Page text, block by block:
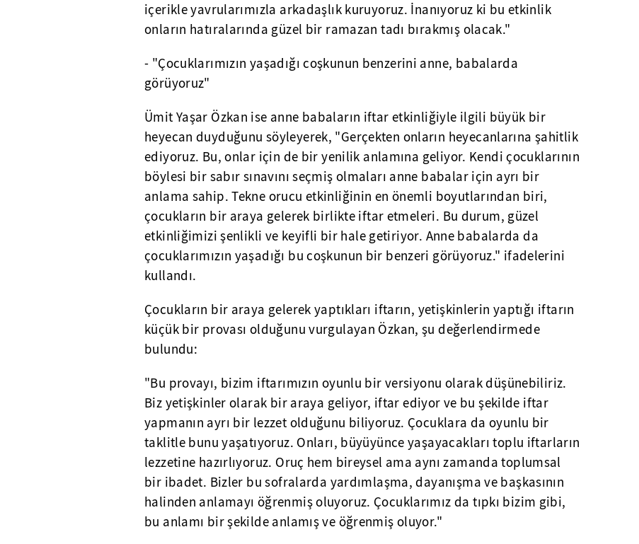
içerikle yavrularımızla arkadaşlık kuruyoruz. İnanıyoruz ki bu etkinlik
onların hatıralarında güzel bir ramazan tadı bırakmış olacak."
- "Çocuklarımızın yaşadığı coşkunun benzerini anne, babalarda
görüyoruz"
Ümit Yaşar Özkan ise anne babaların iftar etkinliğiyle ilgili büyük bir
heyecan duyduğunu söyleyerek, "Gerçekten onların heyecanlarına şahitlik
ediyoruz. Bu, onlar için de bir yenilik anlamına geliyor. Kendi çocuklarının
böylesi bir sabır sınavını seçmiş olmaları anne babalar için ayrı bir
anlama sahip. Tekne orucu etkinliğinin en önemli boyutlarından biri,
çocukların bir araya gelerek birlikte iftar etmeleri. Bu durum, güzel
etkinliğimizi şenlikli ve keyifli bir hale getiriyor. Anne babalarda da
çocuklarımızın yaşadığı bu coşkunun bir benzeri görüyoruz." ifadelerini
kullandı.
Çocukların bir araya gelerek yaptıkları iftarın, yetişkinlerin yaptığı iftarın
küçük bir provası olduğunu vurgulayan Özkan, şu değerlendirmede
bulundu:
"Bu provayı, bizim iftarımızın oyunlu bir versiyonu olarak düşünebiliriz.
Biz yetişkinler olarak bir araya geliyor, iftar ediyor ve bu şekilde iftar
yapmanın ayrı bir lezzet olduğunu biliyoruz. Çocuklara da oyunlu bir
taklitle bunu yaşatıyoruz. Onları, büyüyünce yaşayacakları toplu iftarların
lezzetine hazırlıyoruz. Oruç hem bireysel ama aynı zamanda toplumsal
bir ibadet. Bizler bu sofralarda yardımlaşma, dayanışma ve başkasının
halinden anlamayı öğrenmiş oluyoruz. Çocuklarımız da tıpkı bizim gibi,
bu anlamı bir şekilde anlamış ve öğrenmiş oluyor."